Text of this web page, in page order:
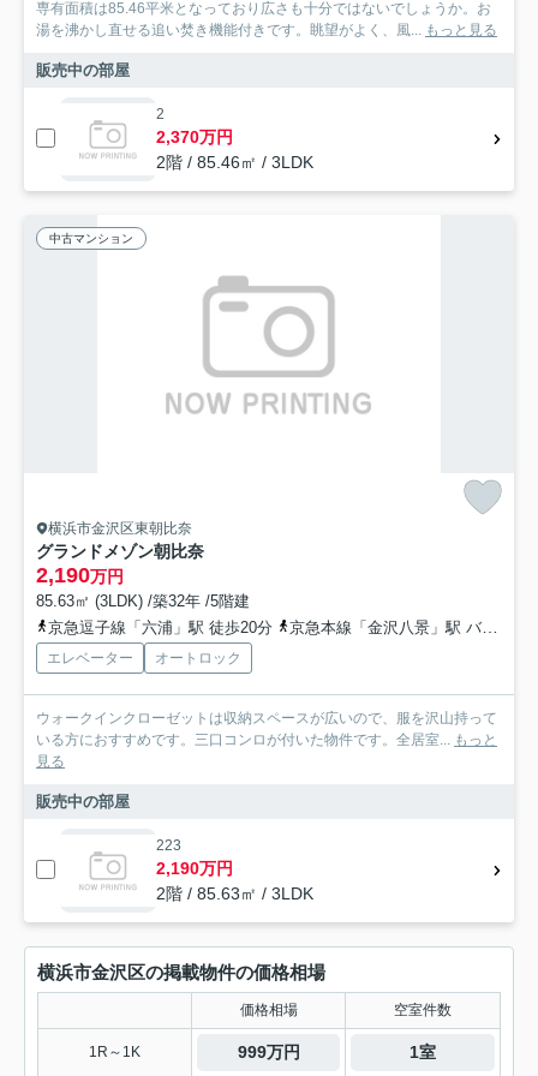
専有面積は85.46平米となっており広さも十分ではないでしょうか。お
湯を沸かし直せる追い焚き機能付きです。眺望がよく、風...
もっと見る
販売中の部屋
2
2,370万円
2階 / 85.46㎡ / 3LDK
中古マンション
横浜市金沢区東朝比奈
グランドメゾン朝比奈
2,190万円
85.63㎡ (3LDK) /築32年 /5階建
京急逗子線「六浦」駅 徒歩20分
京急本線「金沢八景」駅 バス11分 京急バス「三信センター」 停歩3分
エレベーター オートロック
ウォークインクローゼットは収納スペースが広いので、服を沢山持って
いる方におすすめです。三口コンロが付いた物件です。全居室...
もっと
見る
販売中の部屋
223
2,190万円
2階 / 85.63㎡ / 3LDK
横浜市金沢区の掲載物件の価格相場
価格相場 空室件数
1R～1K 999万円 1室